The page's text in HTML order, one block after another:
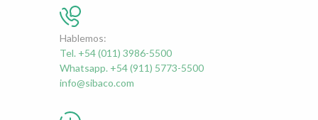
Hablemos:
Tel. +54 (011) 3986-5500
Whatsapp. +54 (911) 5773-5500
info@sibaco.com